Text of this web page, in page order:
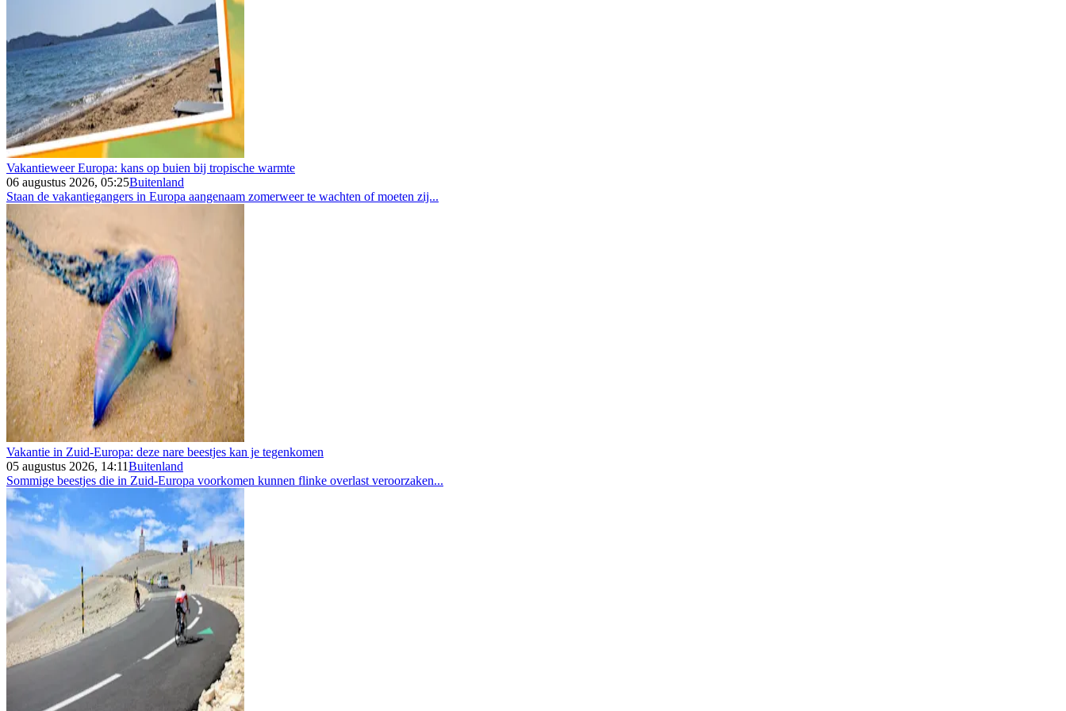
Vakantieweer Europa: kans op buien bij tropische warmte
06 augustus 2026, 05:25Buitenland
Staan de vakantiegangers in Europa aangenaam zomerweer te wachten of moeten zij...
Vakantie in Zuid-Europa: deze nare beestjes kan je tegenkomen
05 augustus 2026, 14:11Buitenland
Sommige beestjes die in Zuid-Europa voorkomen kunnen flinke overlast veroorzaken...